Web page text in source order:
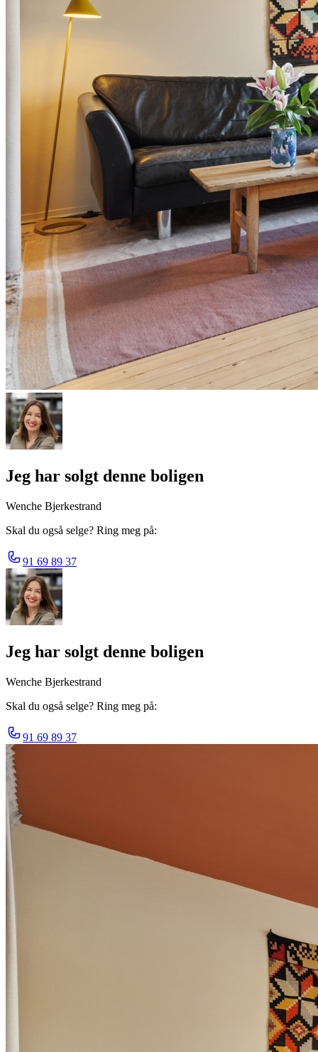
Jeg har solgt denne boligen
Wenche Bjerkestrand
Skal du også selge? Ring meg på:
91 69 89 37
Jeg har solgt denne boligen
Wenche Bjerkestrand
Skal du også selge? Ring meg på:
91 69 89 37